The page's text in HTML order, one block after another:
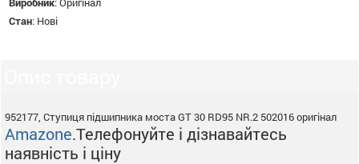
Стан: Нові
952177, Ступиця підшипника моста GT 30 RD95 NR.2 502016 оригінал
Amazone.Телефонуйте і дізнавайтесь
наявність і ціну